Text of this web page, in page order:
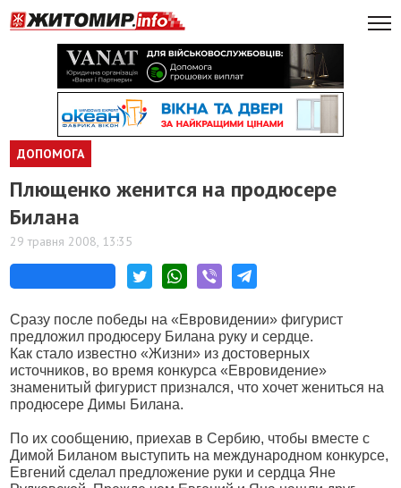
ДОПОМОГА
Плющенко женится на продюсере
Билана
29 травня 2008, 13:35
Сразу после победы на «Евровидении» фигурист
предложил продюсеру Билана руку и сердце.
Как стало известно «Жизни» из достоверных
источников, во время конкурса «Евровидение»
знаменитый фигурист признался, что хочет жениться на
продюсере Димы Билана.
По их сообщению, приехав в Сербию, чтобы вместе с
Димой Биланом выступить на международном конкурсе,
Евгений сделал предложение руки и сердца Яне